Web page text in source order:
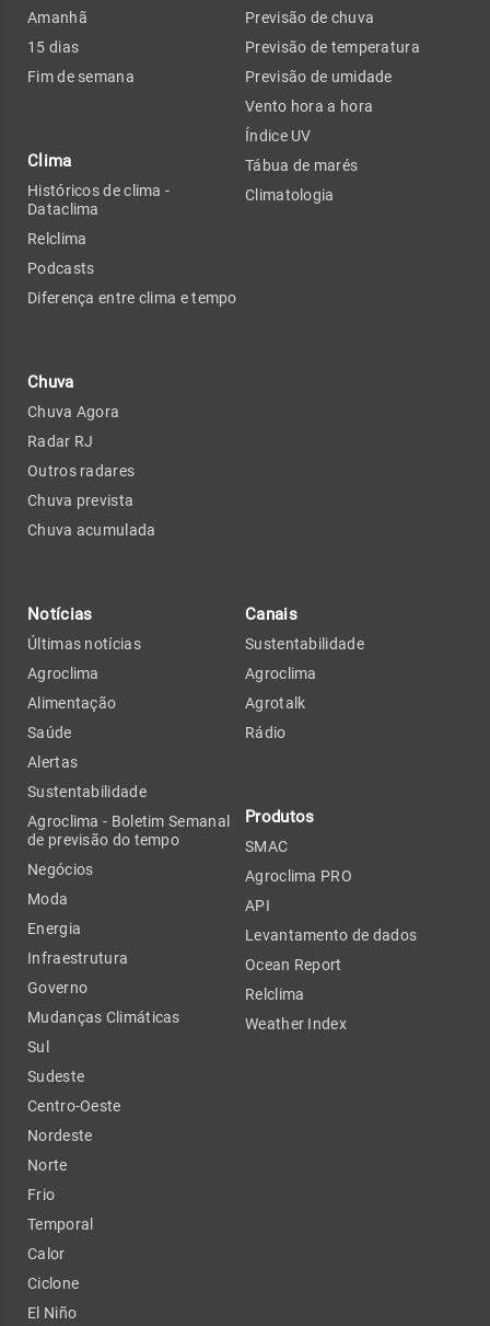
Amanhã
15 dias
Fim de semana
Clima
Históricos de clima -
Dataclima
Relclima
Podcasts
Diferença entre clima e tempo
Chuva
Chuva Agora
Radar RJ
Outros radares
Chuva prevista
Chuva acumulada
Previsão de chuva
Previsão de temperatura
Previsão de umidade
Vento hora a hora
Índice UV
Tábua de marés
Climatologia
Notícias
Últimas notícias
Agroclima
Alimentação
Saúde
Alertas
Sustentabilidade
Agroclima - Boletim Semanal
de previsão do tempo
Negócios
Moda
Energia
Infraestrutura
Governo
Mudanças Climáticas
Sul
Sudeste
Centro-Oeste
Nordeste
Norte
Frio
Temporal
Calor
Ciclone
El Niño
Canais
Sustentabilidade
Agroclima
Agrotalk
Rádio
Produtos
SMAC
Agroclima PRO
API
Levantamento de dados
Ocean Report
Relclima
Weather Index